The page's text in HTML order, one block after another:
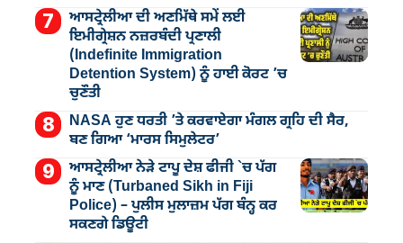
ਆਸਟ੍ਰੇਲੀਆ ਦੀ ਅਣਮਿੱਥੇ ਸਮੇਂ ਲਈ
ਇਮੀਗ੍ਰੇਸ਼ਨ ਨਜ਼ਰਬੰਦੀ ਪ੍ਰਣਾਲੀ
(Indefinite Immigration
Detention System) ਨੂੰ ਹਾਈ ਕੋਰਟ ’ਚ
ਚੁਣੌਤੀ
NASA ਹੁਣ ਧਰਤੀ ’ਤੇ ਕਰਵਾਏਗਾ ਮੰਗਲ ਗ੍ਰਹਿ ਦੀ ਸੈਰ,
ਬਣ ਗਿਆ ‘ਮਾਰਸ ਸਿਮੁਲੇਟਰ’
ਆਸਟ੍ਰੇਲੀਆ ਨੇੜੇ ਟਾਪੂ ਦੇਸ਼ ਫੀਜੀ `ਚ ਪੱਗ
ਨੂੰ ਮਾਣ (Turbaned Sikh in Fiji
Police) – ਪੁਲੀਸ ਮੁਲਾਜ਼ਮ ਪੱਗ ਬੰਨ੍ਹ ਕਰ
ਸਕਣਗੇ ਡਿਊਟੀ